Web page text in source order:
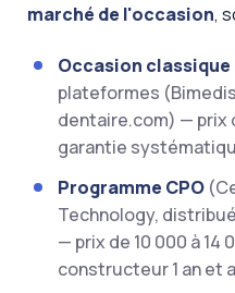
marché de l'occasion,
Occasion classique
plateformes
dentaire.com) — prix
garantie
Programme CPO
Technology,
— prix de 10 000 à 14
constructeur 1 an et